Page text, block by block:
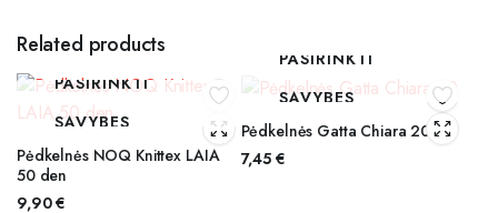
Related products
PASIRINKTI
SAVYBES
Pėdkelnės NOQ Knittex LAIA
50 den
9,90€
PASIRINKTI
SAVYBES
Pėdkelnės Gatta Chiara 20
7,45 €